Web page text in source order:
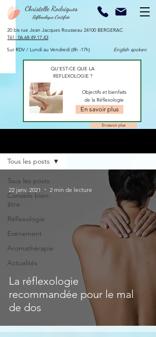
Christelle Rodrigues
Réflexologue Certifiée
20 bis rue Jean Jacques Rousseau 24100 BERGERAC​
​Tél : 06.68.49.17.43
Sur RDV / Lundi au Vendredi (8h -17h) English spoken
QU'EST-CE QUE LA
REFLEXOLOGIE ?
Objectifs et bienfaits
de la Réflexologie
En savoir plus
En savoir plus
Tous les posts
Conseils bien-
être
Réflexologie
Evénement
Aromathérapie
Actualités
Tous les posts
La réflexologie
recommandée pour le mal
de dos
22 janv. 2021 2 min de lecture